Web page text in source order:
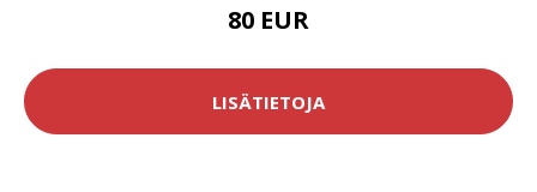
80 EUR
LISÄTIETOJA